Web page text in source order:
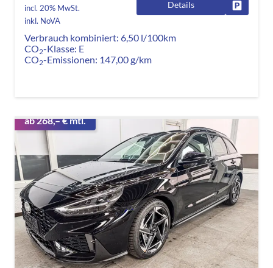
incl. 20% MwSt.
inkl. NoVA
Details
Verbrauch kombiniert: 6,50 l/100km
CO2-Klasse: E
CO2-Emissionen: 147,00 g/km
ab 268,– € mtl.